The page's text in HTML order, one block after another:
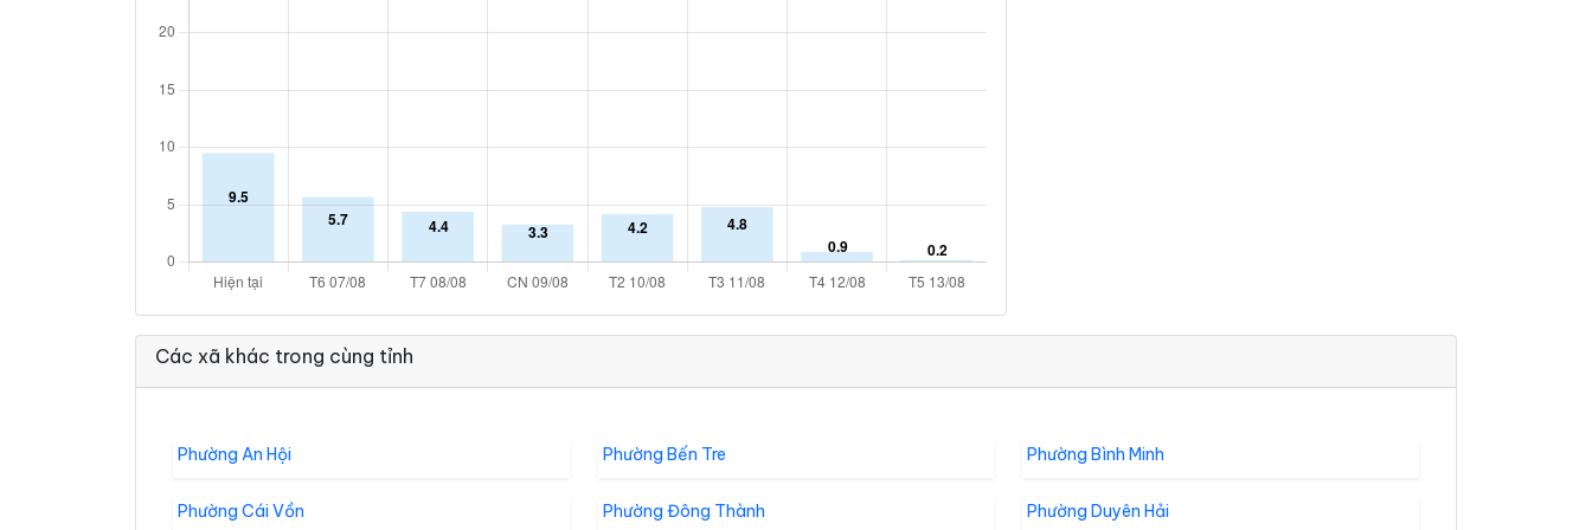
Các xã khác trong cùng tỉnh
Phường An Hội Phường Bến Tre Phường Bình Minh
Phường Cái Vồn Phường Đông Thành Phường Duyên Hải